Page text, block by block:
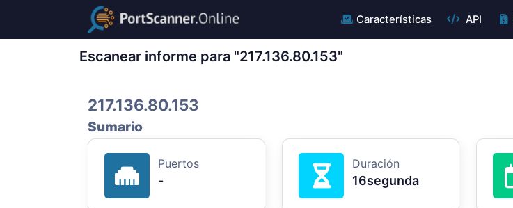
Características API
Escanear informe para "217.136.80.153"
217.136.80.153
Sumario
Puertos
-
Duración
16segunda